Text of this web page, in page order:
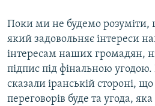
Поки ми не будемо розуміти,
який задовольняє інтереси
інтересам наших громадян,
підпис під фінальною угодою.
сказали іранській стороні,
переговорів буде та угода,